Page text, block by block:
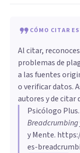
CÓMO CITAR
Al citar,
problemas de
a las fuentes
o verificar datos.
autores y de citar
Psicólogo Plus
Breadcrumbing
y Mente.
es-